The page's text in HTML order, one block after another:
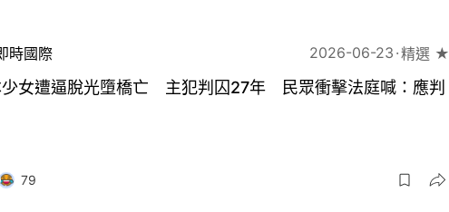
時國際 2026-06-23 精選 ★
女遭逼脫光墮橋亡 主犯判囚27年 民眾衝擊法庭喊：應判
79